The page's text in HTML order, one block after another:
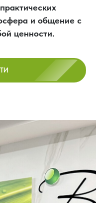
и общение с
ценности.